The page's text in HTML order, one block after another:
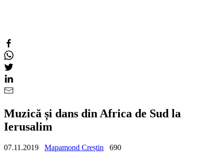
Muzică și dans din Africa de Sud la
Ierusalim
07.11.2019 Mapamond Creștin
690